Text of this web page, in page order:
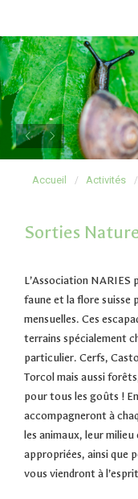
Accueil Activités
Sorties
L’Association
faune et la flore suisse
mensuelles. Ces
terrains spécialement
particulier. Cerfs,
Torcol mais aussi
pour tous les goûts !
accompagneront à
les animaux, leur
appropriées, ainsi que
vous viendront à